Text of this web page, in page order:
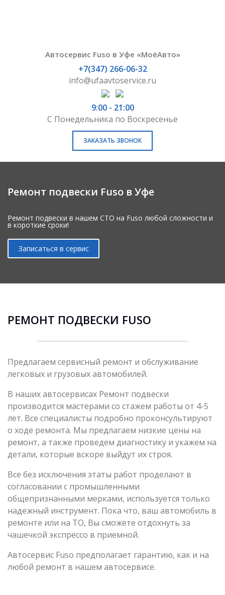
Автосервис Fuso в Уфе «МоёАвто»
+7(347) 266-06-32
info@ufaavtoservice.ru
9:00 - 21:00
С Понедельника по Воскресенье
ЗАКАЗАТЬ ЗВОНОК
Ремонт подвески Fuso в Уфе
Ремонт подвески в нашем СТО на Fuso любой сложности и
в короткие сроки!
Записаться в сервис
РЕМОНТ ПОДВЕСКИ FUSO
Предлагаем сервисный ремонт и обслуживание
легковых и грузовых автомобилей.
В наших автосервисах Ремонт подвески
производится мастерами со стажем работы от 4-5
лет. Все специалисты подробно проконсультируют
о ходе ремонта. Мы предлагаем низкие цены на
ремонт, а также проведем диагностику и укажем на
детали, которые вскоре выйдут их строя.
Все без исключения этаты работ проделают в
согласовании с промышленными
общепризнанными мерками, используется только
надежный инструмент. Пока что, ваш автомобиль в
ремонте или на ТО, Вы сможете отдохнуть за
чашечкой экспрессо в приемной.
Автосервис Fuso предполагает гарантию, как и на
любой ремонт в нашем автосервисе.